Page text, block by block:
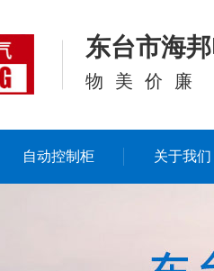
东台市海
物美价
自动控制柜 关于我们